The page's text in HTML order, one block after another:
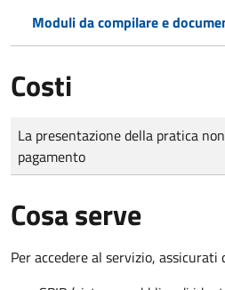
Moduli da compilare e
Costi
Tipo di pagamento
Importo
La presentazione della pratica
pagamento
Cosa serve
Per accedere al servizio, assicurati